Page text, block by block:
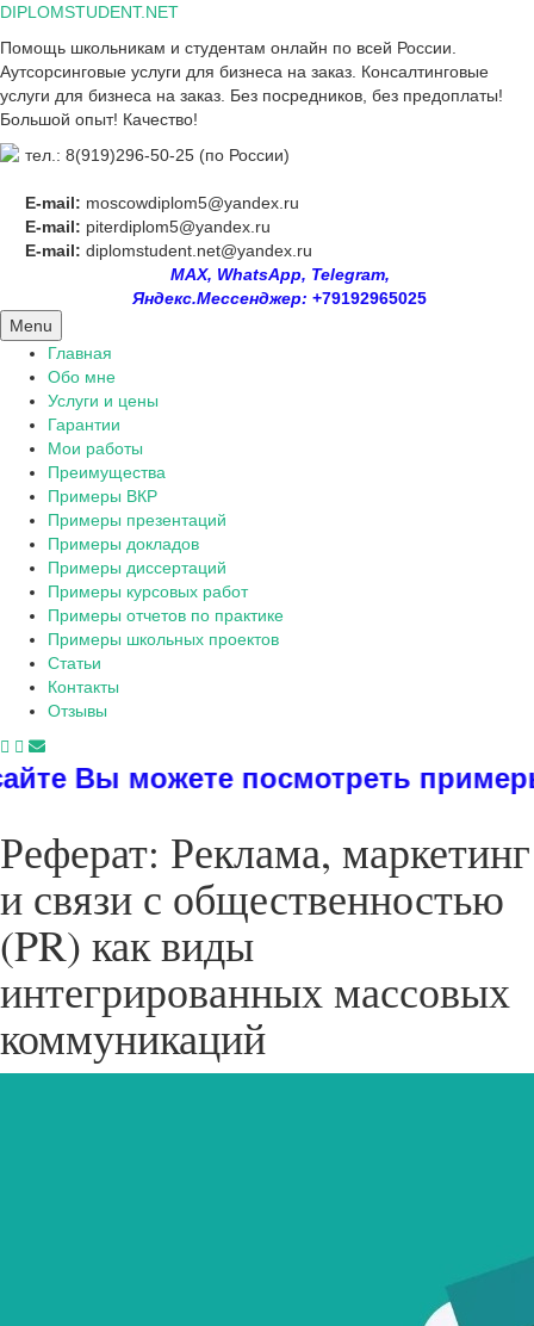
Skip
content
DIPLOMSTUDENT.NET
Помощь школьникам и студентам онлайн по всей России.
Аутсорсинговые услуги для бизнеса на заказ. Консалтинговые
услуги для бизнеса на заказ. Без посредников, без предоплаты!
Большой опыт! Качество!
тел.: 8(919)296-50-25 (по России)
E-mail: moscowdiplom5@yandex.ru
E-mail: piterdiplom5@yandex.ru
E-mail: diplomstudent.net@yandex.ru
MAX, WhatsApp, Telegram,
Яндекс.Мессенджер: +79192965025
Menu
Главная
Обо мне
Услуги и цены
Гарантии
Мои работы
Преимущества
Примеры ВКР
Примеры презентаций
Примеры докладов
Примеры диссертаций
Примеры курсовых работ
Примеры отчетов по практике
Примеры школьных проектов
Статьи
Контакты
Отзывы
примеры
Реферат: Реклама, маркетинг
и связи с общественностью
(PR) как виды
интегрированных массовых
коммуникаций